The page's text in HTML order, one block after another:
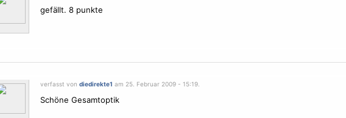
gefällt. 8 punkte
verfasst von diedirekte1 am 25. Februar 2009 - 15:19.
Schöne Gesamtoptik